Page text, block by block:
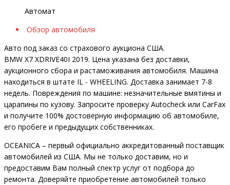
Автомат
Обзор автомобиля
Авто под заказ со страхового аукциона США.
BMW X7 XDRIVE40I 2019. Цена указана без доставки,
аукционного сбора и растаможивания автомобиля. Машина
находиться в штате IL - WHEELING. Доставка занимает 7-8
недель. Повреждения по машине: незначительные вмятины и
царапины по кузову. Запросите проверку Autocheck или CarFax
и получите 100% достоверную информацию об автомобиле,
его пробеге и предыдущих собственниках.
OCEANIСA – первый официально аккредитованный поставщик
автомобилей из США. Мы не только доставим, но и
предоставим Вам полный спектр услуг от подбора до
ремонта. Доверяйте приобретение автомобилей только